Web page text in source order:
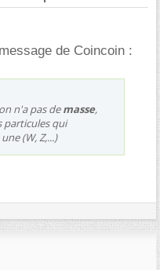
de Coincoin :
n'a pas demasse,
particules qui
(W, Z,...)